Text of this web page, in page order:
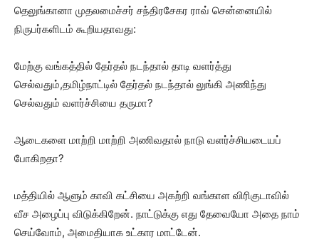
தெலுங்கானா முதலமைச்சர் சந்திரசேகர ராவ் சென்னையில்
நிருபர்களிடம் கூறியதாவது:
மேற்கு வங்கத்தில் தேர்தல் நடந்தால் தாடி வளர்த்து
செல்வதும்,தமிழ்நாட்டில் தேர்தல் நடந்தால் லுங்கி அணிந்து
செல்வதும் வளர்ச்சியை தருமா?
ஆடைகளை மாற்றி மாற்றி அணிவதால் நாடு வளர்ச்சியடையப்
போகிறதா?
மத்தியில் ஆளும் காவி கட்சியை அகற்றி வங்காள விரிகுடாவில்
வீச அழைப்பு விடுக்கிறேன். நாட்டுக்கு எது தேவையோ அதை நாம்
செய்வோம், அமைதியாக உட்கார மாட்டேன்.